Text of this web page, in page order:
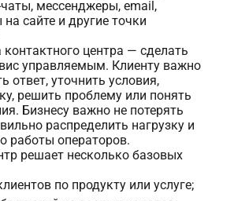
мессенджеры, email,
сайте и другие точки
контактного центра — сделать
управляемым. Клиенту важно
ответ, уточнить условия,
решить проблему или понять
Бизнесу важно не потерять
распределить нагрузку и
работы операторов.
решает несколько базовых
по продукту или услуге;